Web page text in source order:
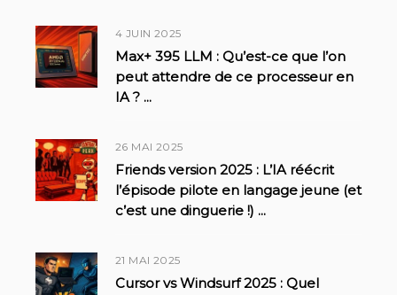
4 JUIN 2025
Max+ 395 LLM : Qu’est-ce que l’on
peut attendre de ce processeur en
IA ? ...
26 MAI 2025
Friends version 2025 : L’IA réécrit
l’épisode pilote en langage jeune (et
c’est une dinguerie !) ...
21 MAI 2025
Cursor vs Windsurf 2025 : Quel